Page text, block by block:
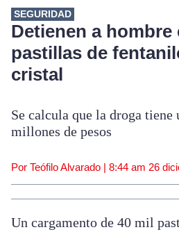
SEGURIDAD
Detienen a hombre
pastillas de
cristal
Se calcula que la droga tiene
millones de pesos
Por Teófilo Alvarado | 8:44 am 26
Un cargamento de 40 mil